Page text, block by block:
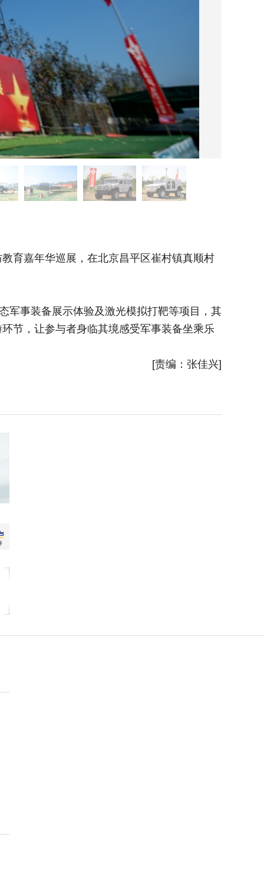
育嘉年华巡展，在北京昌平区崔村镇真顺村
事装备展示体验及激光模拟打靶等项目，其
节，让参与者身临其境感受军事装备坐乘乐
[责编：张佳兴]